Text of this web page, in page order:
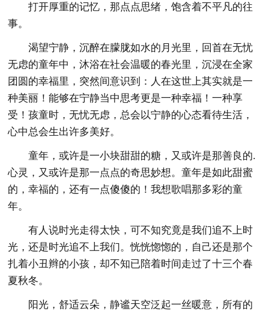
打开厚重的记忆，那点点思绪，饱含着不平凡的往
事。
渴望宁静，沉醉在朦胧如水的月光里，回首在无忧
无虑的童年中，沐浴在社会温暖的春光里，沉浸在全家
团圆的幸福里，突然间意识到：人在这世上其实就是一
种美丽！能够在宁静当中思考更是一种幸福！一种享
受！孩童时，无忧无虑，总会以宁静的心态看待生活，
心中总会生出许多美好。
童年，或许是一小块甜甜的糖，又或许是那善良的.
心灵，又或许是那一点点的奇思妙想。童年是如此甜蜜
的，幸福的，还有一点傻傻的！我想歌唱那多彩的童
年。
有人说时光走得太快，可不知究竟是我们追不上时
光，还是时光追不上我们。恍恍惚惚的，自己还是那个
扎着小丑辫的小孩，却不知已陪着时间走过了十三个春
夏秋冬。
阳光，舒适云朵，静谧天空泛起一丝暖意，所有的